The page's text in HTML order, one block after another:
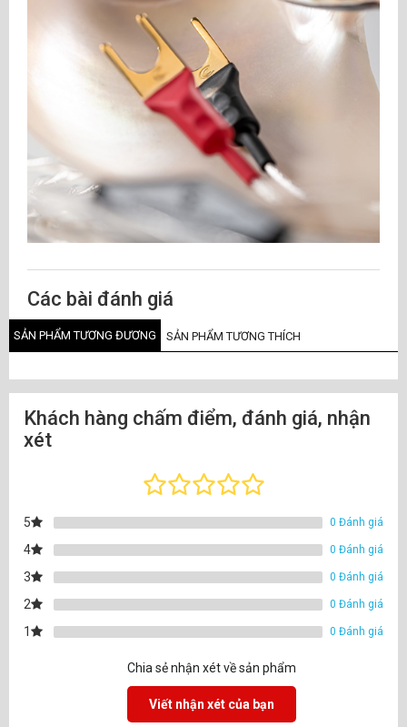
Các bài đánh giá
SẢN PHẨM TƯƠNG ĐƯƠNG SẢN PHẨM TƯƠNG THÍCH
Khách hàng chấm điểm, đánh giá, nhận
xét
5 0 Đánh giá
4 0 Đánh giá
3 0 Đánh giá
2 0 Đánh giá
1 0 Đánh giá
Chia sẻ nhận xét về sản phẩm
Viết nhận xét của bạn